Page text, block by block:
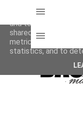
This site uses
and to analyze
shared with Google
metrics to ensure
statistics, and to